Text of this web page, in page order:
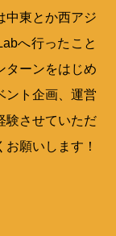
中東とか西アジ
へ行ったこと
ターンをはじめ
ント企画、運営
験させていただ
願いします！